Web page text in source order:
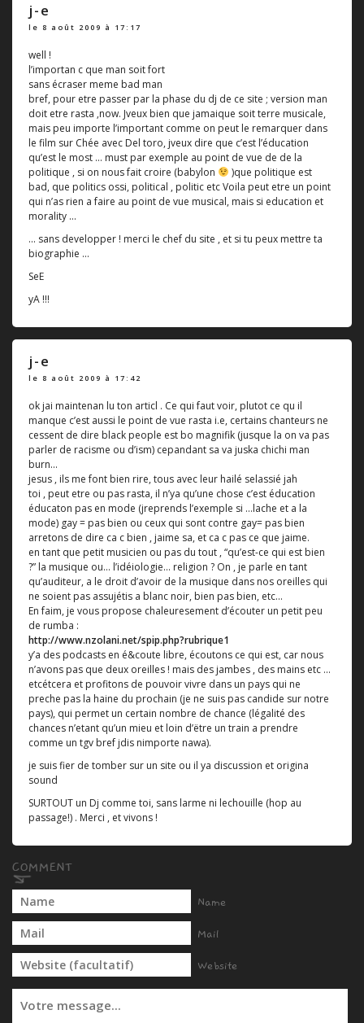
j-e
le 8 août 2009 à 17:17
well !
l’importan c que man soit fort
sans écraser meme bad man
bref, pour etre passer par la phase du dj de ce site ; version man
doit etre rasta ‚now. Jveux bien que jamaique soit terre musicale,
mais peu importe l’important comme on peut le remarquer dans
le film sur Chée avec Del toro, jveux dire que c’est l’éducation
qu’est le most ... must par exemple au point de vue de de la
politique , si on nous fait croire (babylon
)que politique est
bad, que politics ossi, political , politic etc Voila peut etre un point
qui n’as rien a faire au point de vue musical, mais si education et
morality ...
... sans developper ! merci le chef du site , et si tu peux mettre ta
biographie ...
SeE
yA !!!
j-e
le 8 août 2009 à 17:42
ok jai maintenan lu ton articl . Ce qui faut voir, plutot ce qu il
manque c’est aussi le point de vue rasta i.e, certains chanteurs ne
cessent de dire black people est bo magnifik (jusque la on va pas
parler de racisme ou d’ism) cepandant sa va juska chichi man
burn...
jesus , ils me font bien rire, tous avec leur hailé selassié jah
toi , peut etre ou pas rasta, il n’ya qu’une chose c’est éducation
éducaton pas en mode (jreprends l’exemple si ...lache et a la
mode) gay = pas bien ou ceux qui sont contre gay= pas bien
arretons de dire ca c bien , jaime sa, et ca c pas ce que jaime.
en tant que petit musicien ou pas du tout , “qu’est-ce qui est bien
?” la musique ou... l’idéiologie... religion ? On , je parle en tant
qu’auditeur, a le droit d’avoir de la musique dans nos oreilles qui
ne soient pas assujétis a blanc noir, bien pas bien, etc...
En faim, je vous propose chaleuresement d’écouter un petit peu
de rumba :
http://www.nzolani.net/spip.php?rubrique1
y’a des podcasts en é&coute libre, écoutons ce qui est, car nous
n’avons pas que deux oreilles ! mais des jambes , des mains etc ...
etcétcera et profitons de pouvoir vivre dans un pays qui ne
preche pas la haine du prochain (je ne suis pas candide sur notre
pays), qui permet un certain nombre de chance (légalité des
chances n’etant qu’un mieu et loin d’ëtre un train a prendre
comme un tgv bref jdis nimporte nawa).
je suis fier de tomber sur un site ou il ya discussion et origina
sound
SURTOUT un Dj comme toi, sans larme ni lechouille (hop au
passage!) . Merci , et vivons !
Name
Mail
Website